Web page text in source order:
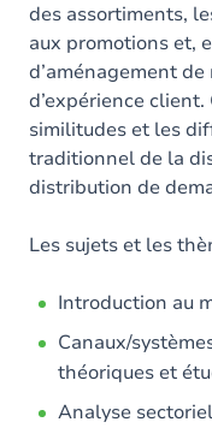
des assortiments,
aux promotions et,
d’aménagement
d’expérience
similitudes et les
traditionnel de la
distribution de
Les sujets et les
Introduction au
Canaux/
théoriques et
Analyse